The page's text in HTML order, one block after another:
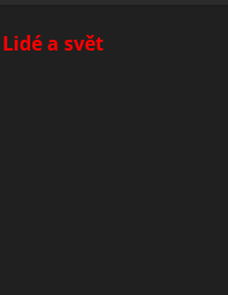
Lidé a svět